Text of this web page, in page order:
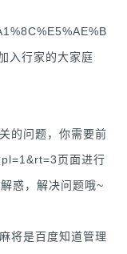
入行家的大家庭
的问题，你需要前
页面进行
惑，解决问题哦~
将是百度知道管理